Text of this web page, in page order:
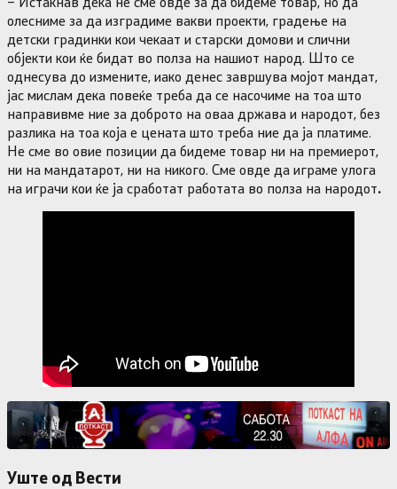
олесниме за да изградиме вакви проекти, градење на
детски градинки кои чекаат и старски домови и слични
објекти кои ќе бидат во полза на нашиот народ. Што се
однесува до измените, иако денес завршува мојот мандат,
јас мислам дека повеќе треба да се насочиме на тоа што
направивме ние за доброто на оваа држава и народот, без
разлика на тоа која е цената што треба ние да ја платиме.
Не сме во овие позиции да бидеме товар ни на премиерот,
ни на мандатарот, ни на никого. Сме овде да играме улога
на играчи кои ќе ја сработат работата во полза на народот.
Уште од Вести